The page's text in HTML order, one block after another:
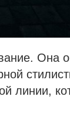
Она
линии,